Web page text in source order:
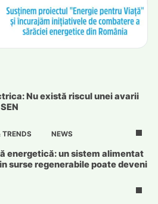
Nu există riscul unei avarii
TRENDS NEWS
energetică: un sistem alimentat
surse regenerabile poate deveni